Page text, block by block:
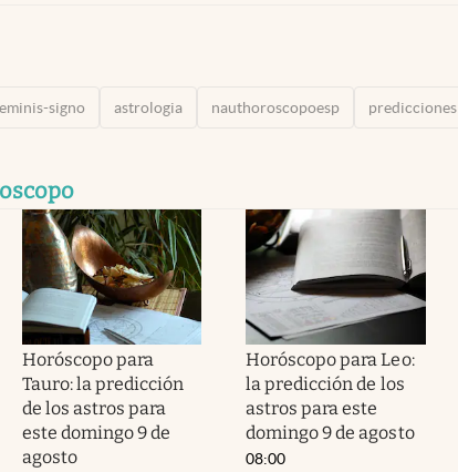
signo astrologia nauthoroscopoesp predicciones
Horóscopo para
Tauro: la predicción
de los astros para
este domingo 9 de
agosto
Horóscopo para Leo:
la predicción de los
astros para este
domingo 9 de agosto
08:00